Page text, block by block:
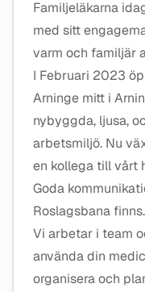
Familjeläkarna
med sitt
varm och familjär
I Februari 2023
Arninge mitt i
nybyggda, ljusa,
arbetsmiljö. Nu
en kollega till vårt
Goda
Roslagsbana finns.
Vi arbetar i team
använda din
organisera och